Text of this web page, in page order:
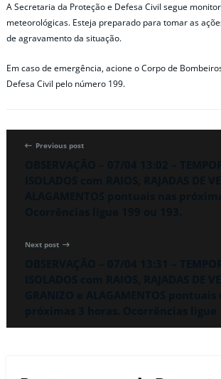
A Secretaria da Proteção e Defesa Civil segue
meteorológicas. Esteja preparado para tomar as
de agravamento da situação.
Em caso de emergência, acione o Corpo de
Defesa Civil pelo número 199.
Previous post
Next post